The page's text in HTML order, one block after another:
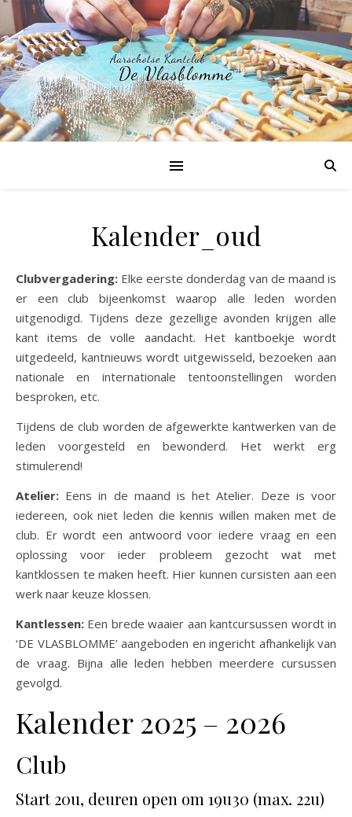
Kalender_oud
Clubvergadering: Elke eerste donderdag van de maand is
er een club bijeenkomst waarop alle leden worden
uitgenodigd. Tijdens deze gezellige avonden krijgen alle
kant items de volle aandacht. Het kantboekje wordt
uitgedeeld, kantnieuws wordt uitgewisseld, bezoeken aan
nationale en internationale tentoonstellingen worden
besproken, etc.
Tijdens de club worden de afgewerkte kantwerken van de
leden voorgesteld en bewonderd. Het werkt erg
stimulerend!
Atelier: Eens in de maand is het Atelier. Deze is voor
iedereen, ook niet leden die kennis willen maken met de
club. Er wordt een antwoord voor iedere vraag en een
oplossing voor ieder probleem gezocht wat met
kantklossen te maken heeft. Hier kunnen cursisten aan een
werk naar keuze klossen.
Kantlessen: Een brede waaier aan kantcursussen wordt in
‘DE VLASBLOMME’ aangeboden en ingericht afhankelijk van
de vraag. Bijna alle leden hebben meerdere cursussen
gevolgd.
Kalender 2025 – 2026
Club
Start 20u, deuren open om 19u30 (max. 22u)